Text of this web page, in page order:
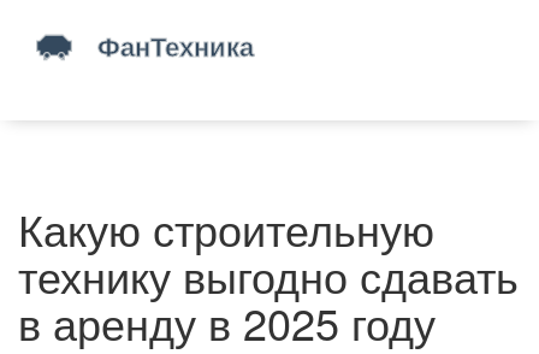
Какую строительную
технику выгодно сдавать
в аренду в 2025 году